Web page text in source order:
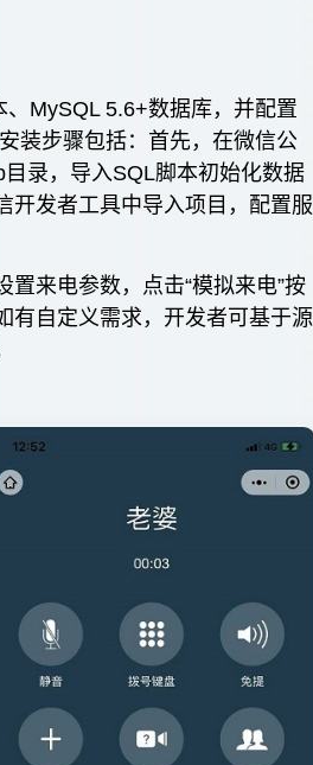
MySQL 5.6+数据库，并配置
装步骤包括：首先，在微信公
录，导入SQL脚本初始化数据
开发者工具中导入项目，配置服
来电参数，点击“模拟来电”按
有自定义需求，开发者可基于源